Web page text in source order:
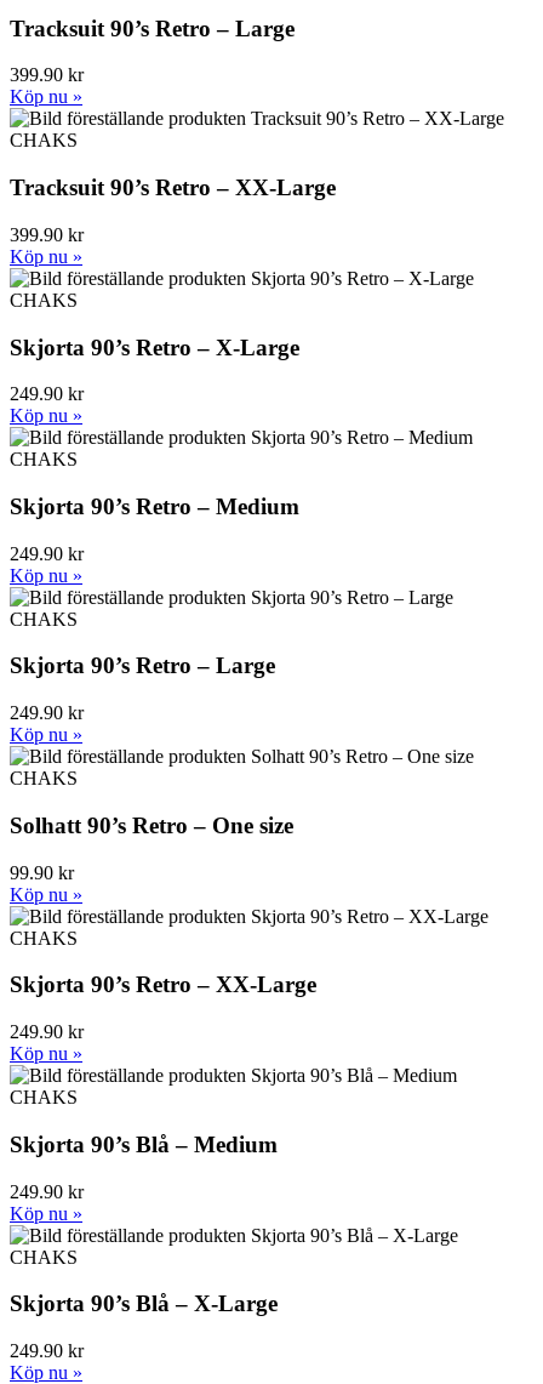
Tracksuit 90’s Retro – Large
399.90 kr
Köp nu »
CHAKS
Tracksuit 90’s Retro – XX-Large
399.90 kr
Köp nu »
CHAKS
Skjorta 90’s Retro – X-Large
249.90 kr
Köp nu »
CHAKS
Skjorta 90’s Retro – Medium
249.90 kr
Köp nu »
CHAKS
Skjorta 90’s Retro – Large
249.90 kr
Köp nu »
CHAKS
Solhatt 90’s Retro – One size
99.90 kr
Köp nu »
CHAKS
Skjorta 90’s Retro – XX-Large
249.90 kr
Köp nu »
CHAKS
Skjorta 90’s Blå – Medium
249.90 kr
Köp nu »
CHAKS
Skjorta 90’s Blå – X-Large
249.90 kr
Köp nu »